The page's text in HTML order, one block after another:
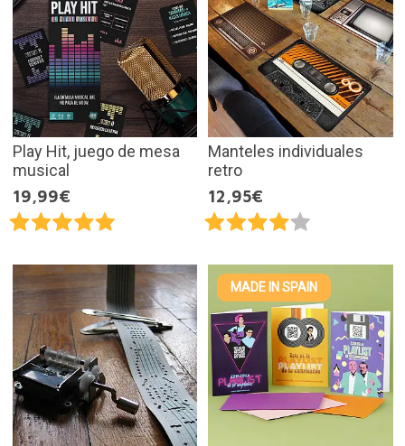
Play Hit, juego de mesa
musical
19,99€
Manteles individuales
retro
12,95€
MADE IN SPAIN